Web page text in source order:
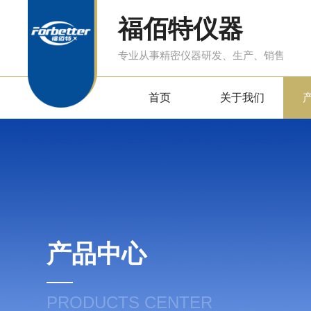
福佰特仪器
专业从事精密仪器研发、生产、销售
首页 关于我们
产品中心
PRODUCTS CENTER